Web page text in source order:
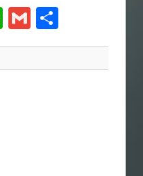
WhatsApp
Gmail